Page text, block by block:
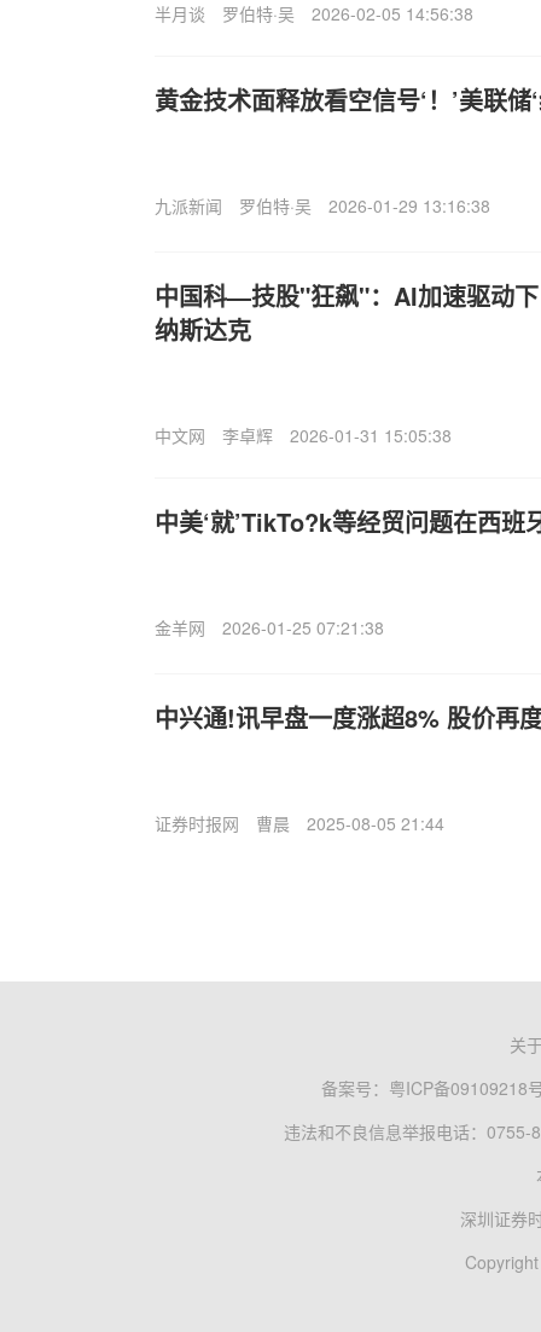
半月谈 罗伯特·吴 2026-02-05 14:56:38
黄金技术面释放看空信号‘！’美联储
九派新闻 罗伯特·吴 2026-01-29 13:16:38
中国科—技股"狂飙"：AI加速驱动
纳斯达克
中文网 李卓辉 2026-01-31 15:05:38
中美‘就’TikTo?k等经贸问题在西班
金羊网 2026-01-25 07:21:38
中兴通!讯早盘一度涨超8% 股价再
证券时报网 曹晨 2025-08-05 21:44
关
备案号： 粤ICP备09109218
违法和不良信息举报电话：0755-
深圳证券